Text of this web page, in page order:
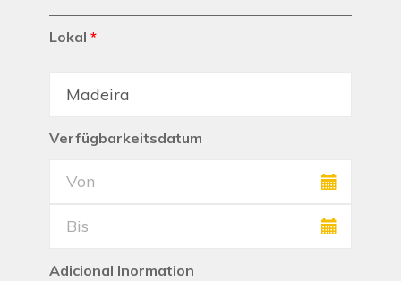
Lokal *
Verfügbarkeitsdatum
Adicional Inormation